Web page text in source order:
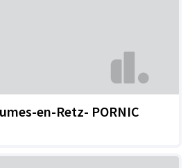
en-Retz- PORNIC